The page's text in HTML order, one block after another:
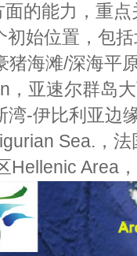
的能力，重
始位置，包
猪海滩/深海平
，亚速尔群岛
湾-伊比利亚边
Sea.，
Hellenic Area